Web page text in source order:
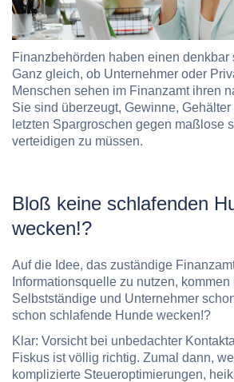
Finanzbehörden haben einen denkbar
Ganz gleich, ob Unternehmer oder
Menschen sehen im Finanzamt ihren
Sie sind überzeugt, Gewinne,
letzten Spargroschen gegen maßlose
verteidigen zu müssen.
Bloß keine schlafenden
wecken!?
Auf die Idee, das zuständige
Informationsquelle zu nutzen,
Selbstständige und Unternehmer
schon schlafende Hunde wecken!?
Klar: Vorsicht bei unbedachter
Fiskus ist völlig richtig. Zumal dann,
komplizierte Steueroptimierungen,